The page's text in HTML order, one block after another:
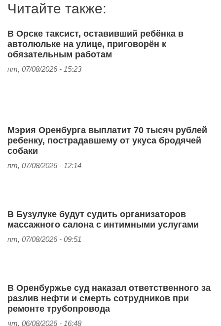
Читайте также:
В Орске таксист, оставивший ребёнка в
автолюльке на улице, приговорён к
обязательным работам
пт, 07/08/2026 - 15:23
Мэрия Оренбурга выплатит 70 тысяч рублей
ребенку, пострадавшему от укуса бродячей
собаки
пт, 07/08/2026 - 12:14
В Бузулуке будут судить организаторов
массажного салона с интимными услугами
пт, 07/08/2026 - 09:51
В Оренбуржье суд наказал ответственного за
разлив нефти и смерть сотрудников при
ремонте трубопровода
чт, 06/08/2026 - 16:48